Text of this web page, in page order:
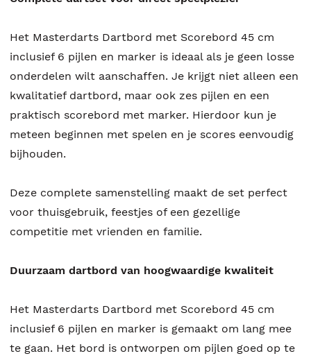
Het Masterdarts Dartbord met Scorebord 45 cm
inclusief 6 pijlen en marker is ideaal als je geen losse
onderdelen wilt aanschaffen. Je krijgt niet alleen een
kwalitatief dartbord, maar ook zes pijlen en een
praktisch scorebord met marker. Hierdoor kun je
meteen beginnen met spelen en je scores eenvoudig
bijhouden.
Deze complete samenstelling maakt de set perfect
voor thuisgebruik, feestjes of een gezellige
competitie met vrienden en familie.
Duurzaam dartbord van hoogwaardige kwaliteit
Het Masterdarts Dartbord met Scorebord 45 cm
inclusief 6 pijlen en marker is gemaakt om lang mee
te gaan. Het bord is ontworpen om pijlen goed op te